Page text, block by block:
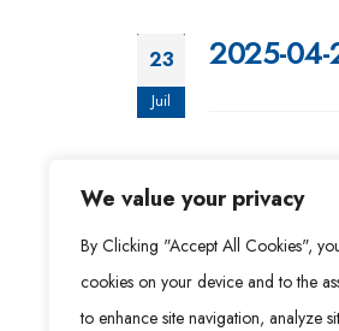
We value your privacy
By Clicking "Accept All Cookies",
cookies on your device and to the
to enhance site navigation, analyze
23
Juil
2025-04-
23
Juil
2025-04-